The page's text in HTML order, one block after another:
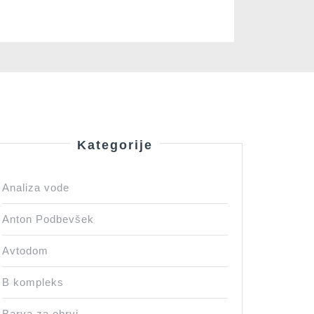
Kategorije
Analiza vode
Anton Podbevšek
Avtodom
B kompleks